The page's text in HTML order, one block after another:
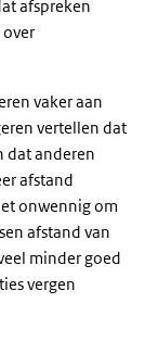
afspreken
over
vaker aan
vertellen dat
dat anderen
afstand
onwennig om
afstand van
minder goed
vergen